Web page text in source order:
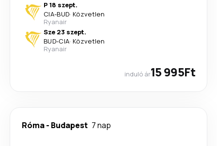
P 18 szept.
CIA-BUD· Közvetlen
Ryanair
Sze 23 szept.
BUD-CIA· Közvetlen
Ryanair
induló ár15 995Ft
Róma- Budapest 7 nap